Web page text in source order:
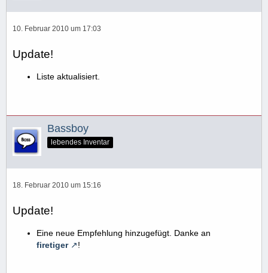
10. Februar 2010 um 17:03
Update!
Liste aktualisiert.
Bassboy
lebendes Inventar
18. Februar 2010 um 15:16
Update!
Eine neue Empfehlung hinzugefügt. Danke an
firetiger
!